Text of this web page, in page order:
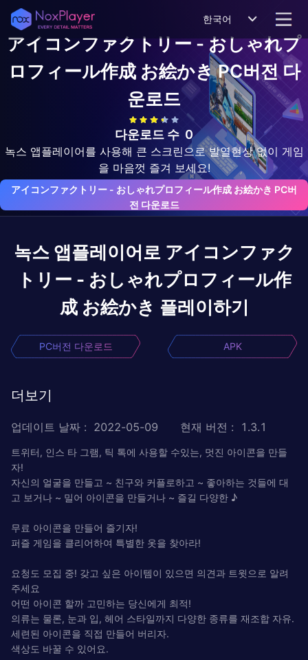
한국어
アイコンファクトリー - おしゃれプ
ロフィール作成 お絵かきPC버전 다
운로드
다운로드 수 0
녹스 앱플레이어를 사용해 큰 스크린으로 발열현상 없이 게임
을 마음껏 즐겨 보세요!
アイコンファクトリー - おしゃれプロフィール作成 お絵かき PC버
전 다운로드
녹스 앱플레이어로 アイコンファク
トリー - おしゃれプロフィール作
成 お絵かき 플레이하기
PC버전 다운로드 APK
더보기
업데이트 날짜 : 2022-05-09 현재 버전 : 1.3.1
트위터, 인스 타 그램, 틱 톡에 사용할 수있는, 멋진 아이콘을 만들
자!
자신의 얼굴을 만들고 ~ 친구와 커플로하고 ~ 좋아하는 것들에 대
고 보거나 ~ 밀어 아이콘을 만들거나 ~ 즐길 다양한 ♪
무료 아이콘을 만들어 즐기자!
퍼즐 게임을 클리어하여 특별한 옷을 찾아라!
요청도 모집 중! 갖고 싶은 아이템이 있으면 의견과 트윗으로 알려
주세요
어떤 아이콘 할까 고민하는 당신에게 최적!
의류는 물론, 눈과 입, 헤어 스타일까지 다양한 종류를 재조합 자유.
세련된 아이콘을 직접 만들어 버리자.
색상도 바꿀 수 있어요.